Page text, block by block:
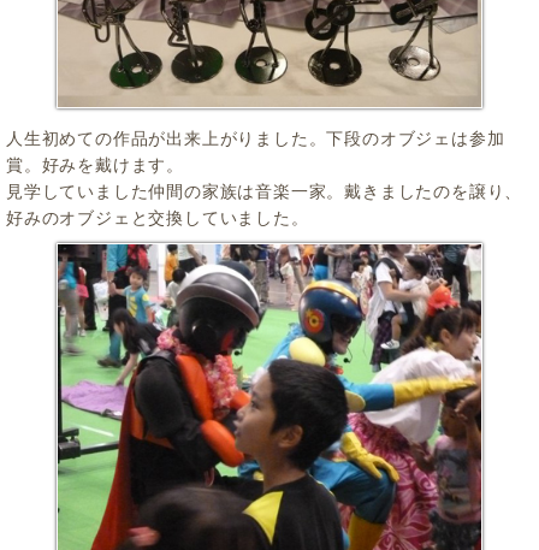
人生初めての作品が出来上がりました。下段のオブジェは参加
賞。好みを戴けます。
見学していました仲間の家族は音楽一家。戴きましたのを譲り、
好みのオブジェと交換していました。